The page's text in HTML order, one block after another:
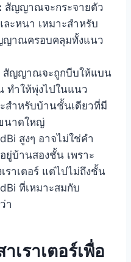
สัญญาณจะกระจายตัว
ะหนา เหมาะสำหรับ
ญาณครอบคลุมทั้งแนว
สัญญาณจะถูกบีบให้แบน
ทำให้พุ่งไปในแนว
สำหรับบ้านชั้นเดียวที่มี
นาดใหญ่
สูงๆ อาจไม่ใช่คำ
บ้านสองชั้น เพราะ
าเตอร์ แต่ไปไม่ถึงชั้น
ที่เหมาะสมกับ
า
เราเตอร์เพื่อ